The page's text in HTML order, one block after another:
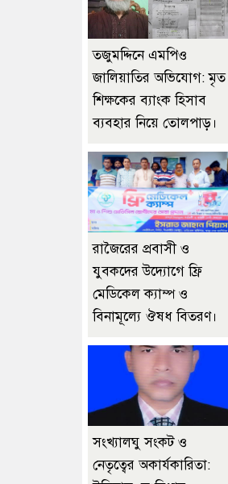
তজুমদ্দিনে এমপিও
জালিয়াতির অভিযোগ: মৃত
শিক্ষকের ব্যাংক হিসাব
ব্যবহার নিয়ে তোলপাড়।
রাজৈরের‌ প্রবাসী ও
যুবকদের উদ্যোগে ফ্রি
মেডিকেল ক্যাম্প ও
বিনামূল্যে ঔষধ বিতরণ।
সংখ্যালঘু সংকট ও
নেতৃত্বের অকার্যকারিতা: